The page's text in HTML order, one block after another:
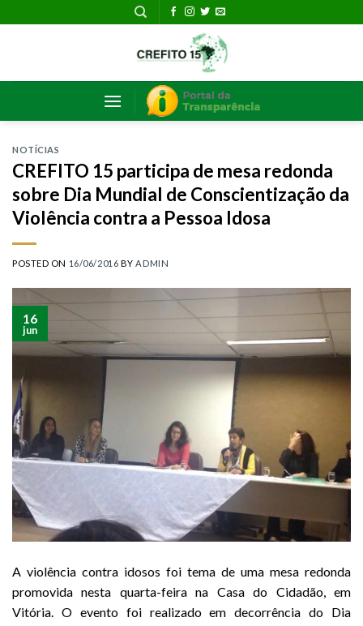
NOTÍCIAS
CREFITO 15 participa de mesa redonda
sobre Dia Mundial de Conscientização da
Violência contra a Pessoa Idosa
POSTED ON 16/06/2016 BY ADMIN
16
jun
A violência contra idosos foi tema de uma mesa redonda
promovida nesta quarta-feira na Casa do Cidadão, em
Vitória. O evento foi realizado em decorrência do Dia